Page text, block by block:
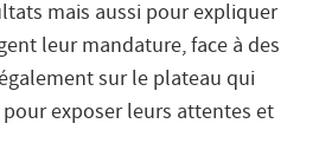
mais aussi pour expliquer
leur mandature, face à des
sur le plateau qui
exposer leurs attentes et